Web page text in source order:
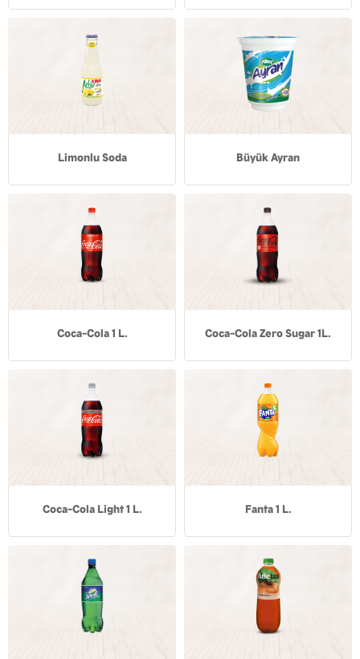
Limonlu Soda Büyük Ayran
Coca-Cola 1 L. Coca-Cola Zero Sugar 1L.
Coca-Cola Light 1 L. Fanta 1 L.